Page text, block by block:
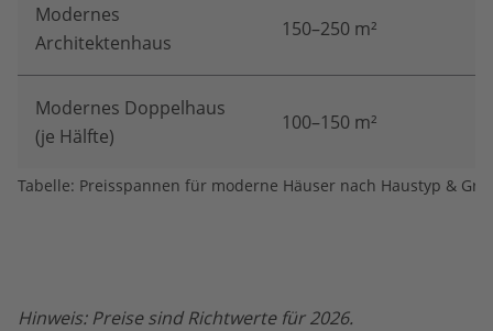
Tabelle: Preisspannen für moderne Häuser nach Haustyp &
Modernes
Architektenhaus
150–250 m²
Modernes Doppelhaus
(je Hälfte)
100–150 m²
Hinweis: Preise sind Richtwerte für 2026.